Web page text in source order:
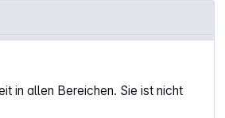
in allen Bereichen. Sie ist nicht